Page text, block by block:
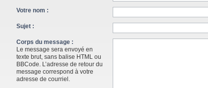
Votre nom :
Sujet :
Corps du message :
Le message sera envoyé en
texte brut, sans balise HTML ou
BBCode. L’adresse de retour du
message correspond à votre
adresse de courriel.